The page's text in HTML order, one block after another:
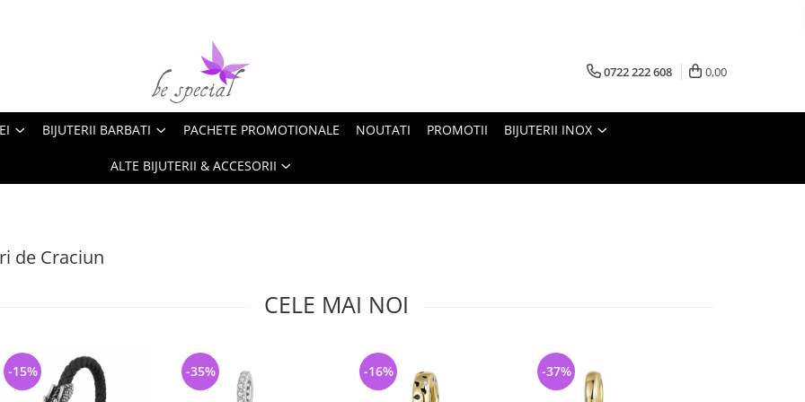
0722 222 608 0,00
BIJUTERII BARBATI PACHETE PROMOTIONALE NOUTATI PROMOTII BIJUTERII INOX
ALTE BIJUTERII & ACCESORII
de Craciun
CELE MAI NOI
-15% -35% -16% -37%